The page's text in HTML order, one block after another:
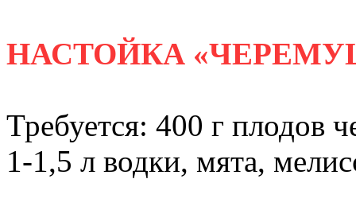
НАСТОЙКА
Требуется: 400 г плодов
1-1,5 л водки, мята,